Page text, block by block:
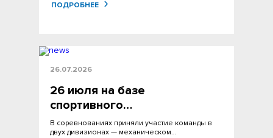
ПОДРОБНЕЕ
26.07.2026
26 июля на базе
спортивного…
В соревнованиях приняли участие команды в
двух дивизионах — механическом…